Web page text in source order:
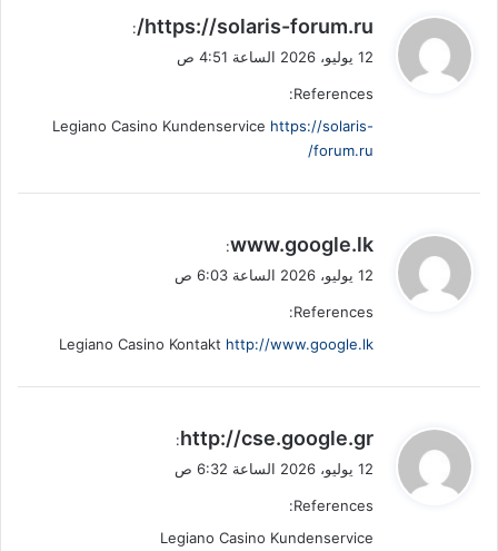
ي
ل
https://solaris-forum.ru/
:
12 يوليو، 2026 الساعة 4:51 ص
References:
Legiano Casino Kundenservice https://solaris-
forum.ru/
ي
ل
www.google.lk
:
12 يوليو، 2026 الساعة 6:03 ص
References:
Legiano Casino Kontakt http://www.google.lk
ي
ل
http://cse.google.gr
:
12 يوليو، 2026 الساعة 6:32 ص
References:
Legiano Casino Kundenservice